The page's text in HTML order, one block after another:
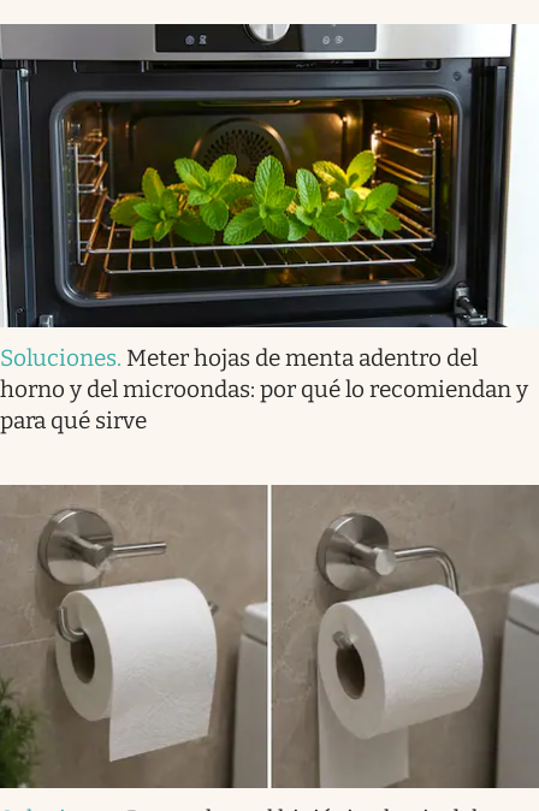
Soluciones. Meter hojas de menta adentro del
horno y del microondas: por qué lo recomiendan y
para qué sirve